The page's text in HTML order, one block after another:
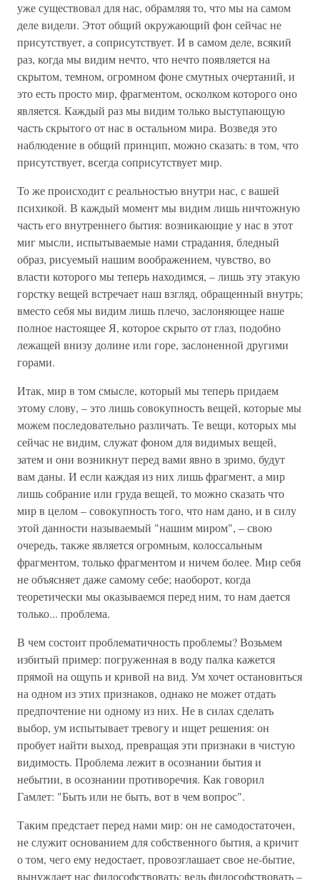
уже существовал для нас, обрамляя то, что мы на самом
деле видели. Этот общий окружающий фон сейчас не
присутствует, а соприсутствует. И в самом деле, всякий
раз, когда мы видим нечто, что нечто появляется на
скрытом, темном, огромном фоне смутных очертаний, и
это есть просто мир, фрагментом, осколком которого оно
является. Каждый раз мы видим только выступающую
часть скрытого от нас в остальном мира. Возведя это
наблюдение в общий принцип, можно сказать: в том, что
присутствует, всегда соприсутствует мир.
То же происходит с реальностью внутри нас, с вашей
психикой. В каждый момент мы видим лишь ничтожную
часть его внутреннего бытия: возникающие у нас в этот
миг мысли, испытываемые нами страдания, бледный
образ, рисуемый нашим воображением, чувство, во
власти которого мы теперь находимся, – лишь эту этакую
горстку вещей встречает наш взгляд, обращенный внутрь;
вместо себя мы видим лишь плечо, заслоняющее наше
полное настоящее Я, которое скрыто от глаз, подобно
лежащей внизу долине или горе, заслоненной другими
горами.
Итак, мир в том смысле, который мы теперь придаем
этому слову, – это лишь совокупность вещей, которые мы
можем последовательно различать. Те вещи, которых мы
сейчас не видим, служат фоном для видимых вещей,
затем и они возникнут перед вами явно в зримо, будут
вам даны. И если каждая из них лишь фрагмент, а мир
лишь собрание или груда вещей, то можно сказать что
мир в целом – совокупность того, что нам дано, и в силу
этой данности называемый "нашим миром", – свою
очередь, также является огромным, колоссальным
фрагментом, только фрагментом и ничем более. Мир себя
не объясняет даже самому себе; наоборот, когда
теоретически мы оказываемся перед ним, то нам дается
только... проблема.
В чем состоит проблематичность проблемы? Возьмем
избитый пример: погруженная в воду палка кажется
прямой на ощупь и кривой на вид. Ум хочет остановиться
на одном из этих признаков, однако не может отдать
предпочтение ни одному из них. Не в силах сделать
выбор, ум испытывает тревогу и ищет решения: он
пробует найти выход, превращая эти признаки в чистую
видимость. Проблема лежит в осознании бытия и
небытии, в осознании противоречия. Как говорил
Гамлет: "Быть или не быть, вот в чем вопрос".
Таким предстает перед нами мир: он не самодостаточен,
не служит основанием для собственного бытия, а кричит
о том, чего ему недостает, провозглашает свое не-бытие,
вынуждает нас философствовать; ведь философствовать –